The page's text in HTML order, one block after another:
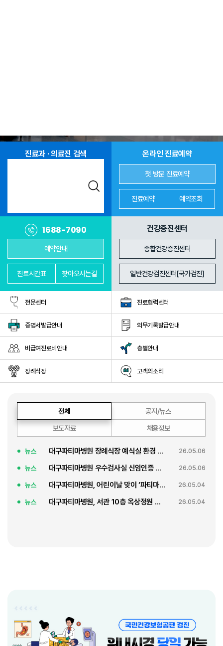
진료과 · 의료진 검색
진료과 의료진
온라인 진료예약
첫 방문 진료예약
진료예약 예약조회
1688-7090
예약안내
진료시간표 찾아오시는길
건강증진센터
종합건강증진센터
일반건강검진센터[국가검진]
전문센터 진료협력센터
증명서발급안내 의무기록발급안내
비급여진료비안내 층별안내
장례식장 고객의소리
전체
뉴스 대구파티마병원 장례식장 예식실 환경 개선 26.05.06
뉴스 대구파티마병원 우수검사실 신임인증 획득 26.05.06
뉴스 대구파티마병원, 어린이날 맞이 ‘파티마 어린이날 행사’ 진행 26.05.04
뉴스 대구파티마병원, 서관 10층 옥상정원 오픈 축복식 26.05.04
공지/뉴스
보도자료
채용정보